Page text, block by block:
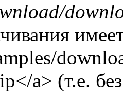
a> (т.е.